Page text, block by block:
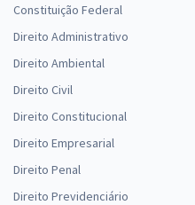
Constituição Federal
Direito Administrativo
Direito Ambiental
Direito Civil
Direito Constitucional
Direito Empresarial
Direito Penal
Direito Previdenciário